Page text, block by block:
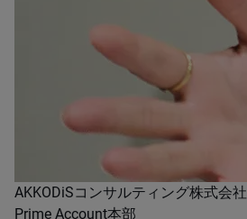
​​AKKODiSコンサルティング株式会社​​
​​​Prime Account本部